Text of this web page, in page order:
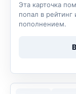
Эта карточка
попал в рейтинг
пополнением.